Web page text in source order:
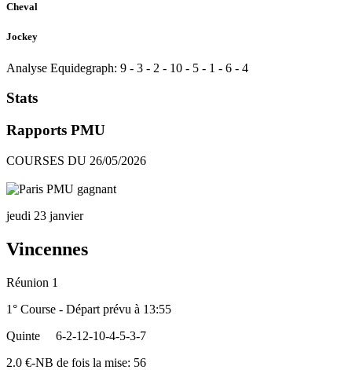
Cheval
Jockey
Analyse Equidegraph: 9 - 3 - 2 - 10 - 5 - 1 - 6 - 4
Stats
Rapports PMU
COURSES DU 26/05/2026
jeudi 23 janvier
Vincennes
Réunion 1
1° Course - Départ prévu à 13:55
Quinte
6-2-12-10-4-5-3-7
2.0 €-NB de fois la mise: 56